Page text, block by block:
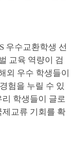
우수교환학생 선
교육 역량이 검
외 우수 학생들이
험을 누릴 수 있
학생들이 글로
교류 기회를 확